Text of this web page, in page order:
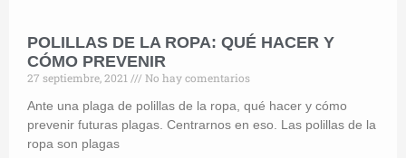
POLILLAS DE LA ROPA: QUÉ HACER Y
CÓMO PREVENIR
27 septiembre, 2021
No hay comentarios
Ante una plaga de polillas de la ropa, qué hacer y cómo
prevenir futuras plagas. Centrarnos en eso. Las polillas de la
ropa son plagas